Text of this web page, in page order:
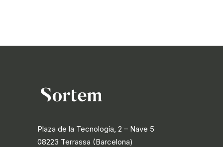
Plaza de la Tecnología, 2 – Nave 5
08223 Terrassa (Barcelona)